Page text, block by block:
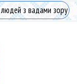
людей з вадами зору